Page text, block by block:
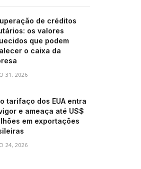
de créditos
os valores
que podem
o caixa da
31, 2026
tarifaço dos EUA entra
e ameaça até US$
em exportações
24, 2026